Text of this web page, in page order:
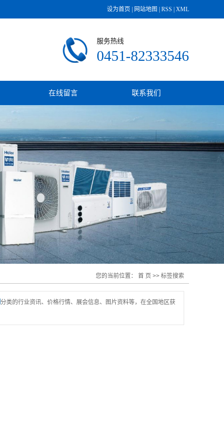
设为首页 网站地图 RSS XML
服务热线
0451-82333546
在线留言 联系我们
您的当前位置： 首 页 >> 标签搜索
分类的行业资讯、价格行情、展会信息、图片资料等，在全国地区获